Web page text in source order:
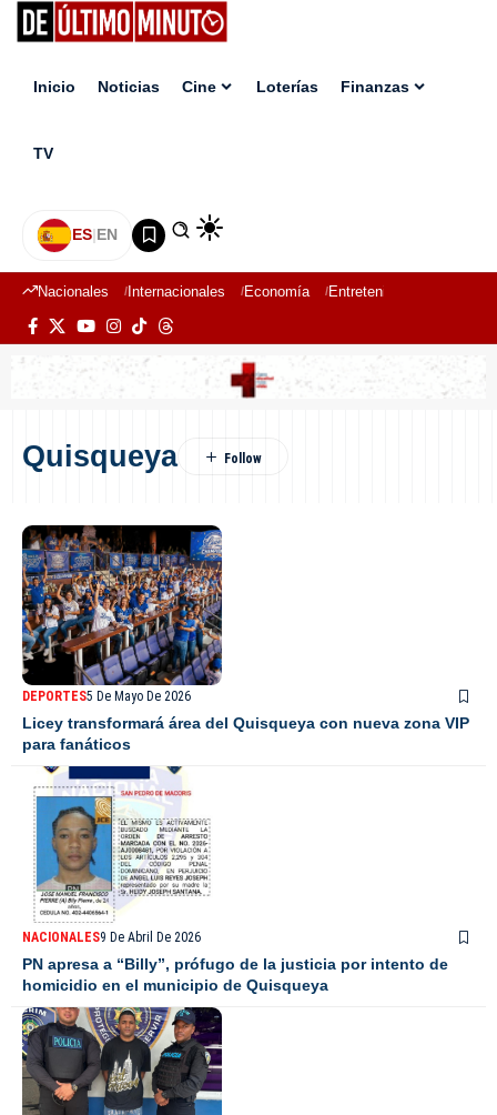
Inicio Noticias Cine Loterías Finanzas
TV
ES|EN
Nacionales Internacionales Economía Entretenimiento
Quisqueya
DEPORTES5 De Mayo De 2026
Licey transformará área del Quisqueya con nueva zona VIP
para fanáticos
NACIONALES9 De Abril De 2026
PN apresa a “Billy”, prófugo de la justicia por intento de
homicidio en el municipio de Quisqueya